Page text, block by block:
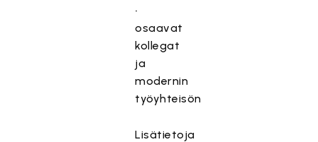
•
osaavat
kollegat
ja
modernin
työyhteisön
Lisätietoja